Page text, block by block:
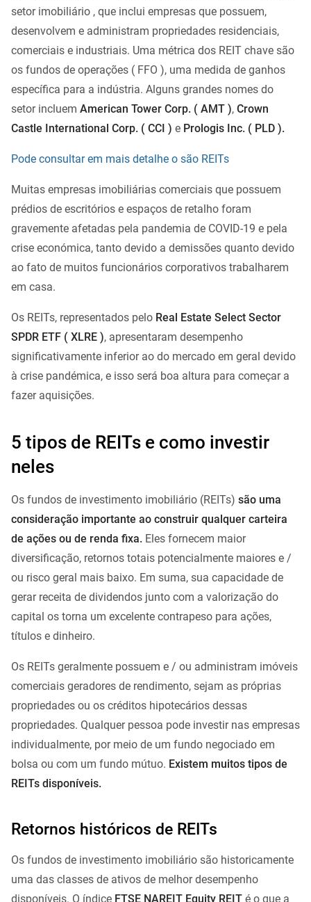
setor imobiliário , que inclui empresas que possuem,
desenvolvem e administram propriedades residenciais,
comerciais e industriais. Uma métrica dos REIT chave são
os fundos de operações ( FFO ), uma medida de ganhos
específica para a indústria. Alguns grandes nomes do
setor incluem American Tower Corp. ( AMT ), Crown
Castle International Corp. ( CCI ) e Prologis Inc. ( PLD ).
Pode consultar em mais detalhe o são REITs
Muitas empresas imobiliárias comerciais que possuem
prédios de escritórios e espaços de retalho foram
gravemente afetadas pela pandemia de COVID-19 e pela
crise económica, tanto devido a demissões quanto devido
ao fato de muitos funcionários corporativos trabalharem
em casa.
Os REITs, representados pelo Real Estate Select Sector
SPDR ETF ( XLRE ), apresentaram desempenho
significativamente inferior ao do mercado em geral devido
à crise pandémica, e isso será boa altura para começar a
fazer aquisições.
5 tipos de REITs e como investir
neles
Os fundos de investimento imobiliário (REITs) são uma
consideração importante ao construir qualquer carteira
de ações ou de renda fixa. Eles fornecem maior
diversificação, retornos totais potencialmente maiores e /
ou risco geral mais baixo. Em suma, sua capacidade de
gerar receita de dividendos junto com a valorização do
capital os torna um excelente contrapeso para ações,
títulos e dinheiro.
Os REITs geralmente possuem e / ou administram imóveis
comerciais geradores de rendimento, sejam as próprias
propriedades ou os créditos hipotecários dessas
propriedades. Qualquer pessoa pode investir nas empresas
individualmente, por meio de um fundo negociado em
bolsa ou com um fundo mútuo. Existem muitos tipos de
REITs disponíveis.
Retornos históricos de REITs
Os fundos de investimento imobiliário são historicamente
uma das classes de ativos de melhor desempenho
disponíveis. O índice FTSE NAREIT Equity REIT é o que a